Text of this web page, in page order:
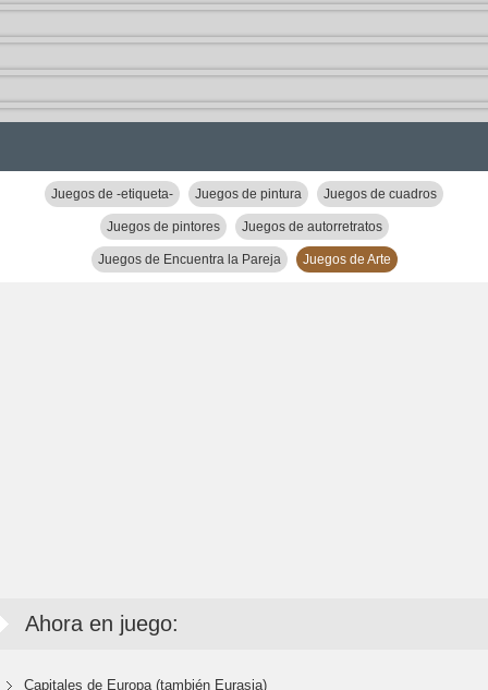
Juegos de -etiqueta- Juegos de pintura Juegos de cuadros
Juegos de pintores Juegos de autorretratos
Juegos de Encuentra la Pareja Juegos de Arte
Ahora en juego:
Capitales de Europa (también Eurasia)